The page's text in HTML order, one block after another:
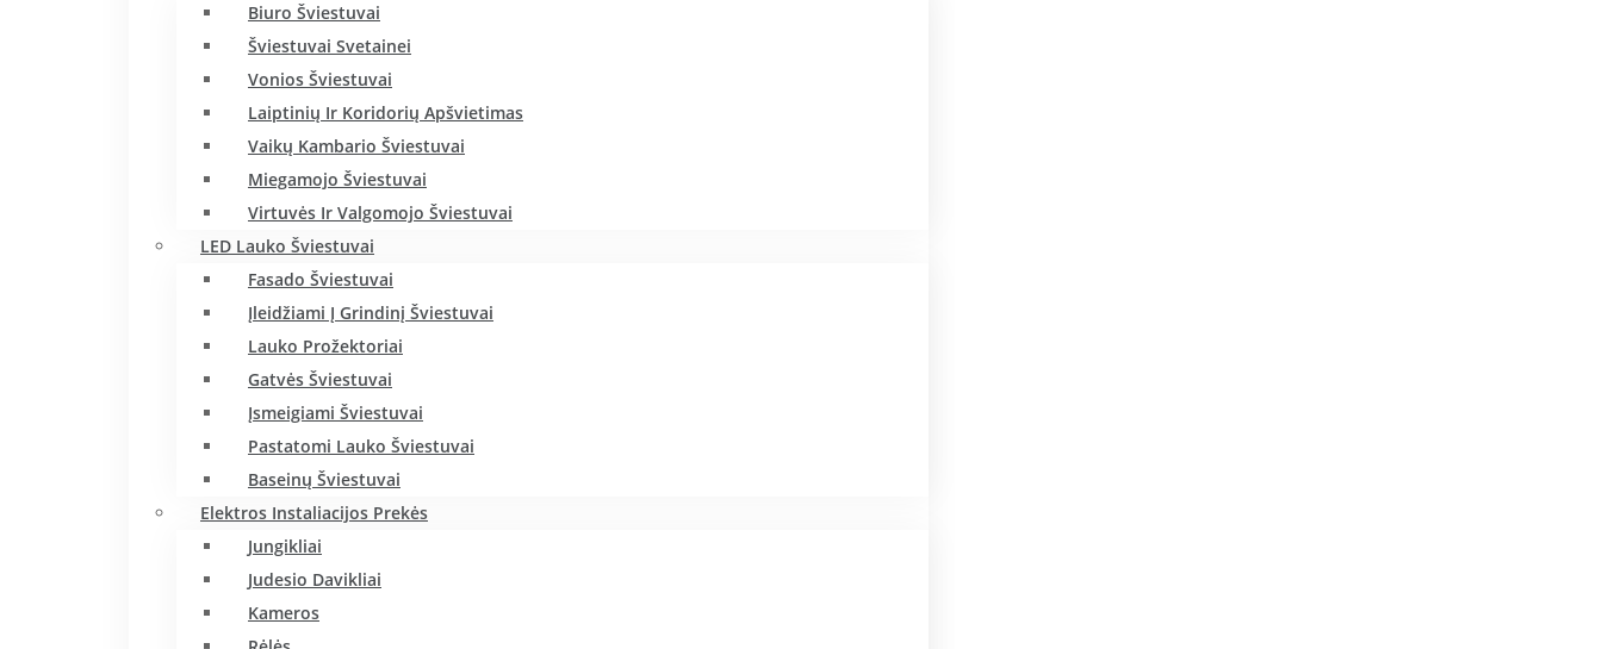
Biuro Šviestuvai
Šviestuvai Svetainei
Vonios Šviestuvai
Laiptinių Ir Koridorių Apšvietimas
Vaikų Kambario Šviestuvai
Miegamojo Šviestuvai
Virtuvės Ir Valgomojo Šviestuvai
LED Lauko Šviestuvai
Fasado Šviestuvai
Įleidžiami Į Grindinį Šviestuvai
Lauko Prožektoriai
Gatvės Šviestuvai
Įsmeigiami Šviestuvai
Pastatomi Lauko Šviestuvai
Baseinų Šviestuvai
Elektros Instaliacijos Prekės
Jungikliai
Judesio Davikliai
Kameros